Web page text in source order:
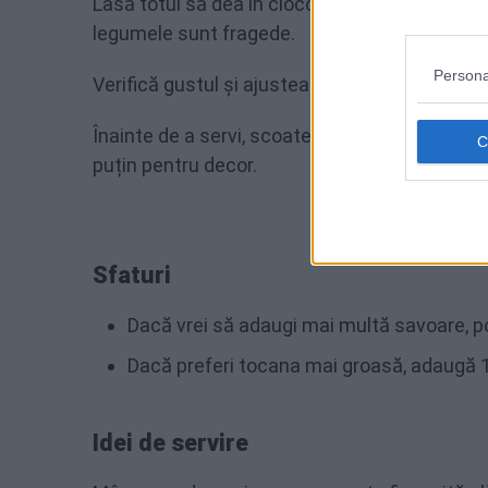
legumele sunt fragede.
Verifică gustul și ajustează condimentele
Înainte de a servi, scoate frunza de dafin și
puțin pentru decor.
Sfaturi
Dacă vrei să adaugi mai multă savoare,
Dacă preferi tocana mai groasă,
Idei de servire